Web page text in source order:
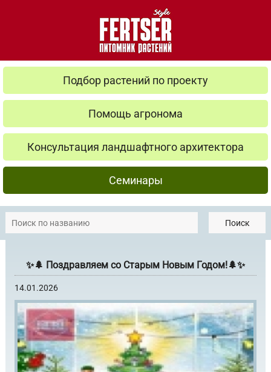
Подбор растений по проекту
Помощь агронома
Консультация ландшафтного архитектора
Семинары
Поиск
✨🌲 Поздравляем со Старым Новым Годом!🌲✨
14.01.2026